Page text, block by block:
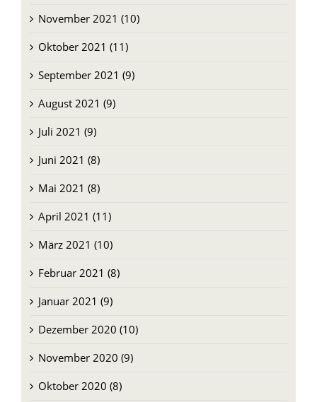
Dezember 2021 (13)
November 2021 (10)
Oktober 2021 (11)
September 2021 (9)
August 2021 (9)
Juli 2021 (9)
Juni 2021 (8)
Mai 2021 (8)
April 2021 (11)
März 2021 (10)
Februar 2021 (8)
Januar 2021 (9)
Dezember 2020 (10)
November 2020 (9)